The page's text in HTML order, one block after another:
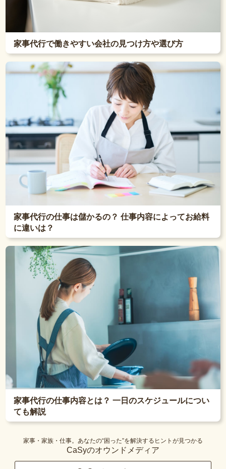
家事代行で働きやすい会社の見つけ方や選び方
家事代行の仕事は儲かるの？ 仕事内容によってお給料
に違いは？
家事代行の仕事内容とは？ 一日のスケジュールについ
ても解説
家事・家族・仕事。あなたの“困った”を解決するヒントが見つかる
CaSyのオウンドメディア